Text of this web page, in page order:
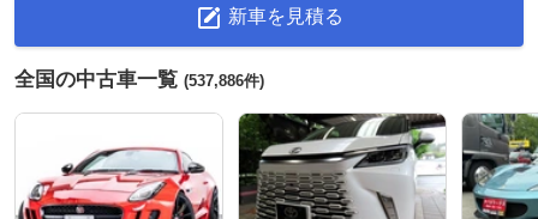
新車を見積る
全国の中古車一覧 (537,886件)